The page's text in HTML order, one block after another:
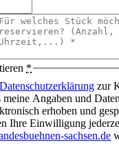
*
Datenschutzerklärung zur
meine Angaben und
erhoben und
Ihre Einwilligung
sachsen.de